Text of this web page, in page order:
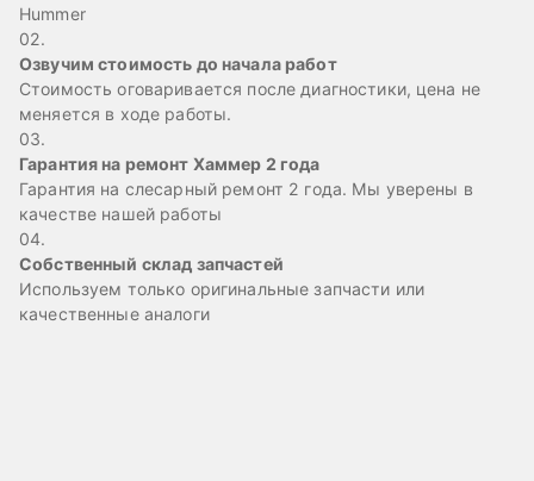
Hummer
02.
Озвучим стоимость до начала работ
Стоимость оговаривается после диагностики, цена не
меняется в ходе работы.
03.
Гарантия на ремонт Хаммер 2 года
Гарантия на слесарный ремонт 2 года. Мы уверены в
качестве нашей работы
04.
Собственный склад запчастей
Используем только оригинальные запчасти или
качественные аналоги